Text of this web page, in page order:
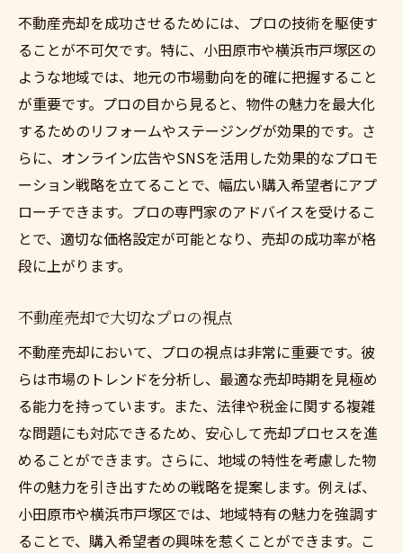
不動産売却を成功させるためには、プロの技術を駆使す
ることが不可欠です。特に、小田原市や横浜市戸塚区の
ような地域では、地元の市場動向を的確に把握すること
が重要です。プロの目から見ると、物件の魅力を最大化
するためのリフォームやステージングが効果的です。さ
らに、オンライン広告やSNSを活用した効果的なプロモ
ーション戦略を立てることで、幅広い購入希望者にアプ
ローチできます。プロの専門家のアドバイスを受けるこ
とで、適切な価格設定が可能となり、売却の成功率が格
段に上がります。
不動産売却で大切なプロの視点
不動産売却において、プロの視点は非常に重要です。彼
らは市場のトレンドを分析し、最適な売却時期を見極め
る能力を持っています。また、法律や税金に関する複雑
な問題にも対応できるため、安心して売却プロセスを進
めることができます。さらに、地域の特性を考慮した物
件の魅力を引き出すための戦略を提案します。例えば、
小田原市や横浜市戸塚区では、地域特有の魅力を強調す
ることで、購入希望者の興味を惹くことができます。こ